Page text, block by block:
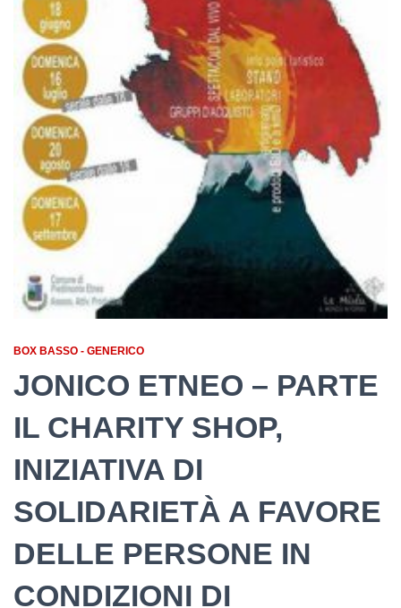
BOX BASSO - GENERICO
JONICO ETNEO – PARTE
IL CHARITY SHOP,
INIZIATIVA DI
SOLIDARIETÀ A FAVORE
DELLE PERSONE IN
CONDIZIONI DI